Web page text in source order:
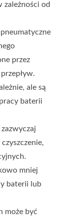
zależności od
przez
ale są
baterii
mniej
baterii lub
może być